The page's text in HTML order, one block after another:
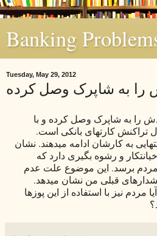
Banking
Tuesday, May 29, 2012
را به شاپرک وصل کرده
را به شاپرک وصل کرده و با
کارتهای بانکی است.
به کارشان ادامه میدهند. نشان
و رشوه بگیری دارد که
مردم برسد. این موضوع علت عدم
قبلی من نشان میدهد.
نیز با استفاده از این پوزها